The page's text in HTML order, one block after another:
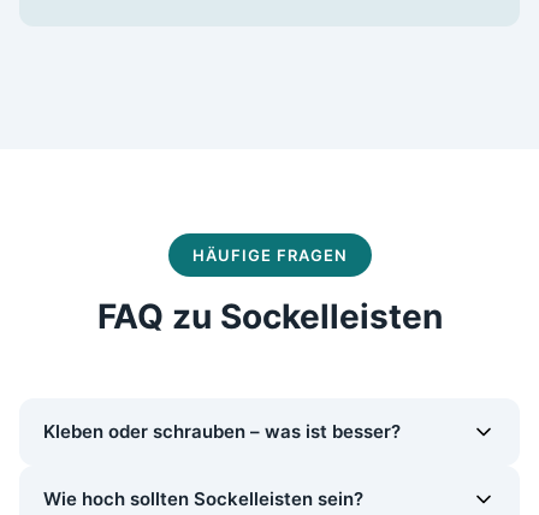
HÄUFIGE FRAGEN
FAQ zu Sockelleisten
Kleben oder schrauben – was ist besser?
empfehlen wir Schrauben mit Dübeln – Kleber hält
Wie hoch sollten Sockelleisten sein?